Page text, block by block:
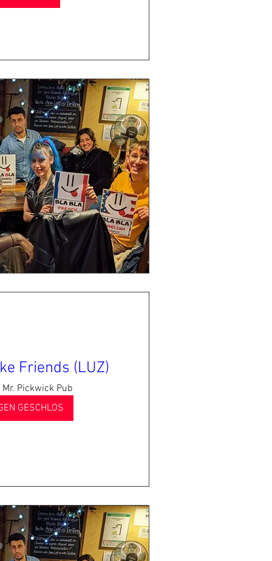
Friends (LUZ)
Mr. Pickwick Pub
GESCHLOS